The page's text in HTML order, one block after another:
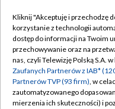
Abonament TVP
Emisja w TVP
Centrum informacji
Kliknij "Akceptuję i przechodzę
korzystanie z technologii
dostęp do informacji na Twoim
przechowywanie oraz na
nas, czyli Telewizję Polską S.A.
Zaufanych Partnerów z IAB*
Partnerów TVP (93 firm), w
zautomatyzowanego
mierzenia ich skuteczności) i